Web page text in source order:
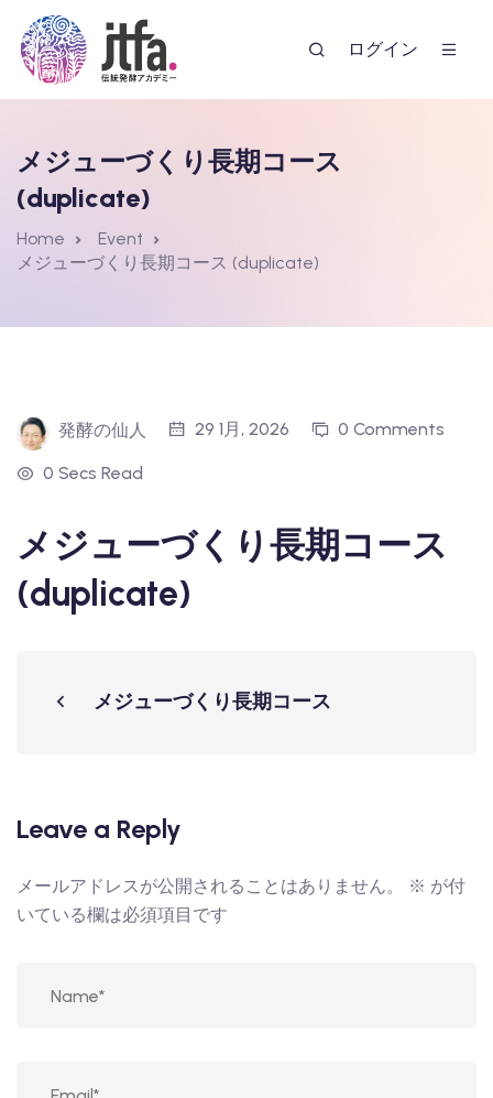
ログイン
メジューづくり長期コース
(duplicate)
Home
Event
メジューづくり長期コース (duplicate)
発酵の仙人 29 1月, 2026 0 Comments
0 Secs Read
メジューづくり長期コース
(duplicate)
メジューづくり長期コース
Leave a Reply
メールアドレスが公開されることはありません。 ※ が付
いている欄は必須項目です